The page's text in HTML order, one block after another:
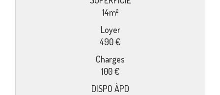
14m²
490 €
100 €